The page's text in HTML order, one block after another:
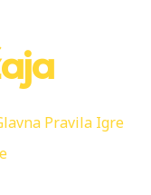
Pravila Igre